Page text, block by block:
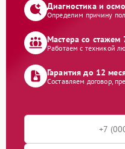
Диагностика и
Определим причину
Мастера со стажем
Работаем с техникой
Гарантия до 12
Составляем договор,